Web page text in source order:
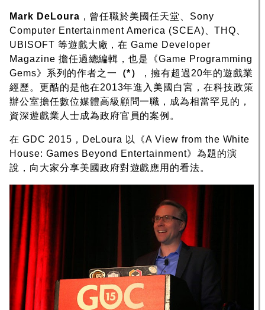
Mark DeLoura ，曾任職於美國任天堂、Sony
Computer Entertainment America (SCEA)、THQ、
UBISOFT 等遊戲大廠，在 Game Developer
Magazine 擔任過總編輯，也是《Game Programming
Gems》系列的作者之一 （*）
，擁有超過20年的遊戲業
經歷。更酷的是他在2013年進入美國白宮，在科技政策
辦公室擔任數位媒體高級顧問一職，成為相當罕見的，
資深遊戲業人士成為政府官員的案例。
在 GDC 2015，DeLoura 以《A View from the White
House: Games Beyond Entertainment》為題的演
說，向大家分享美國政府對遊戲應用的看法。